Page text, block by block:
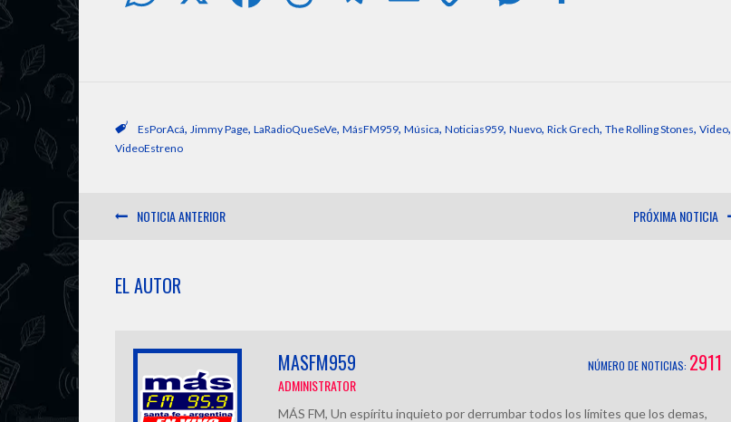
t
A
e e e i y s r
EsPorAcá, Jimmy Page, LaRadioQueSeVe, MásFM959, Música, Noticias959, Nuevo, Rick Grech, The Rolling Stones, Video,
VideoEstreno
NOTICIA ANTERIOR PRÓXIMA NOTICIA
EL AUTOR
NÚMERO DE NOTICIAS: 2911
MASFM959
ADMINISTRATOR
MÁS FM, Un espíritu inquieto por derrumbar todos los límites que los demas,